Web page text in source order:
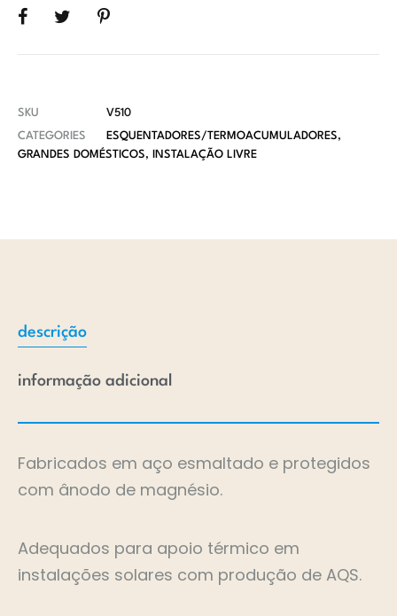
SKU
V510
CATEGORIES
ESQUENTADORES/TERMOACUMULADORES,
GRANDES DOMÉSTICOS, INSTALAÇÃO LIVRE
descrição
informação adicional
Fabricados em aço esmaltado e protegidos
com ânodo de magnésio.
Adequados para apoio térmico em
instalações solares com produção de AQS.